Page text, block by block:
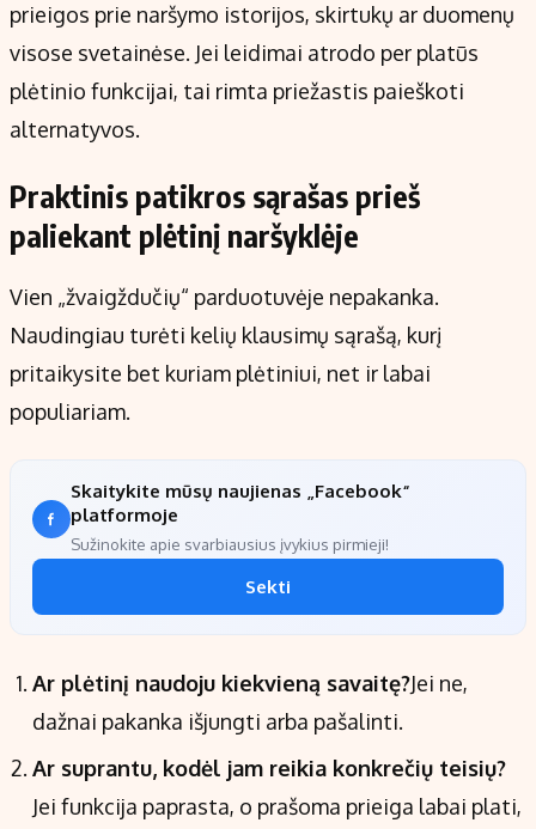
prieigos prie naršymo istorijos, skirtukų ar duomenų
visose svetainėse. Jei leidimai atrodo per platūs
plėtinio funkcijai, tai rimta priežastis paieškoti
alternatyvos.
Praktinis patikros sąrašas prieš
paliekant plėtinį naršyklėje
Vien „žvaigždučių“ parduotuvėje nepakanka.
Naudingiau turėti kelių klausimų sąrašą, kurį
pritaikysite bet kuriam plėtiniui, net ir labai
populiariam.
Skaitykite mūsų naujienas „Facebook“
platformoje
Sužinokite apie svarbiausius įvykius pirmieji!
Sekti
Ar plėtinį naudoju kiekvieną savaitę?Jei ne,
dažnai pakanka išjungti arba pašalinti.
Ar suprantu, kodėl jam reikia konkrečių teisių?
Jei funkcija paprasta, o prašoma prieiga labai plati,